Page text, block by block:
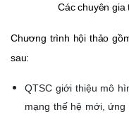
Các chuyên gia
Chương trình hội thảo
sau:
QTSC giới thiệu mô
mạng thế hệ mới,